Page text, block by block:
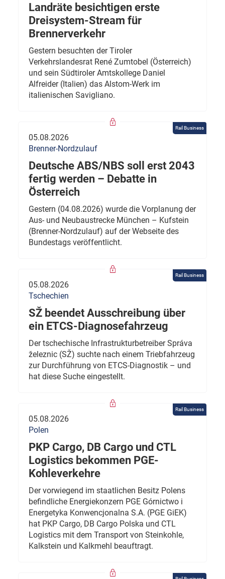
Landräte besichtigen erste
Dreisystem-Stream für
Brennerverkehr
Gestern besuchten der Tiroler
Verkehrslandesrat René Zumtobel (Österreich)
und sein Südtiroler Amtskollege Daniel
Alfreider (Italien) das Alstom-Werk im
italienischen Savigliano.
Rail Business
05.08.2026
Brenner-Nordzulauf
Deutsche ABS/NBS soll erst 2043
fertig werden – Debatte in
Österreich
Gestern (04.08.2026) wurde die Vorplanung der
Aus- und Neubaustrecke München – Kufstein
(Brenner-Nordzulauf) auf der Webseite des
Bundestags veröffentlicht.
Rail Business
05.08.2026
Tschechien
SŽ beendet Ausschreibung über
ein ETCS-Diagnosefahrzeug
Der tschechische Infrastrukturbetreiber Správa
železnic (SŽ) suchte nach einem Triebfahrzeug
zur Durchführung von ETCS-Diagnostik – und
hat diese Suche eingestellt.
Rail Business
05.08.2026
Polen
PKP Cargo, DB Cargo und CTL
Logistics bekommen PGE-
Kohleverkehre
Der vorwiegend im staatlichen Besitz Polens
befindliche Energiekonzern PGE Górnictwo i
Energetyka Konwencjonalna S.A. (PGE GiEK)
hat PKP Cargo, DB Cargo Polska und CTL
Logistics mit dem Transport von Steinkohle,
Kalkstein und Kalkmehl beauftragt.